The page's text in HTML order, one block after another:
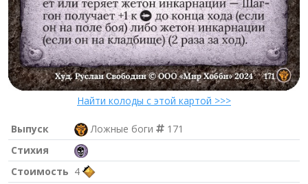
Найти колоды с этой картой >>>
Выпуск Ложные боги
171
Стихия
Стоимость 4